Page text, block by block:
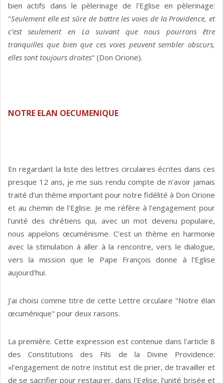
bien actifs dans le pèlerinage de l'Eglise en pèlerinage:
"Seulement elle est sûre de battre les voies de la Providence, et
c’est seulement en La suivant que nous pourrons être
tranquilles que bien que ces voies peuvent sembler obscurs,
elles sont toujours droites" (Don Orione).
NOTRE ELAN OECUMENIQUE
En regardant la liste des lettres circulaires écrites dans ces
presque 12 ans, je me suis rendu compte de n’avoir jamais
traité d’un thème important pour notre fidélité à Don Orione
et au chemin de l'Eglise. Je me réfère à l'engagement pour
l'unité des chrétiens qui, avec un mot devenu populaire,
nous appelons œcuménisme. C’est un thème en harmonie
avec la stimulation à aller à la rencontre, vers le dialogue,
vers la mission que le Pape François donne à l'Eglise
aujourd'hui.
J’ai choisi comme titre de cette Lettre circulaire "Notre élan
œcuménique" pour deux raisons.
La première. Cette expression est contenue dans l'article 8
des Constitutions des Fils de la Divine Providence:
«l'engagement de notre Institut est de prier, de travailler et
de se sacrifier pour restaurer, dans l'Eglise, l'unité brisée et